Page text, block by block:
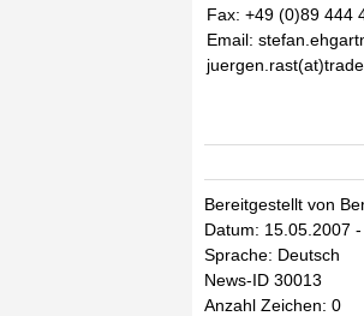
Fax: +49 (0)89 444
Email:
Bereitgestellt von
Datum: 15.05.2007
Sprache: Deutsch
News-ID 30013
Anzahl Zeichen: 0